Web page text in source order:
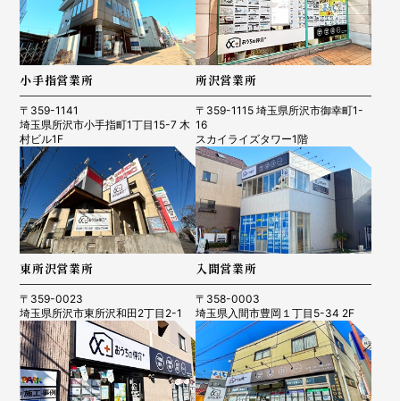
小手指営業所
〒359-1141
埼玉県所沢市小手指町1丁目15-7 木
村ビル1F
所沢営業所
〒359-1115 埼玉県所沢市御幸町1-
16
スカイライズタワー1階
東所沢営業所
〒359-0023
埼玉県所沢市東所沢和田2丁目2-1
入間営業所
〒358-0003
埼玉県入間市豊岡１丁目5-34 2F